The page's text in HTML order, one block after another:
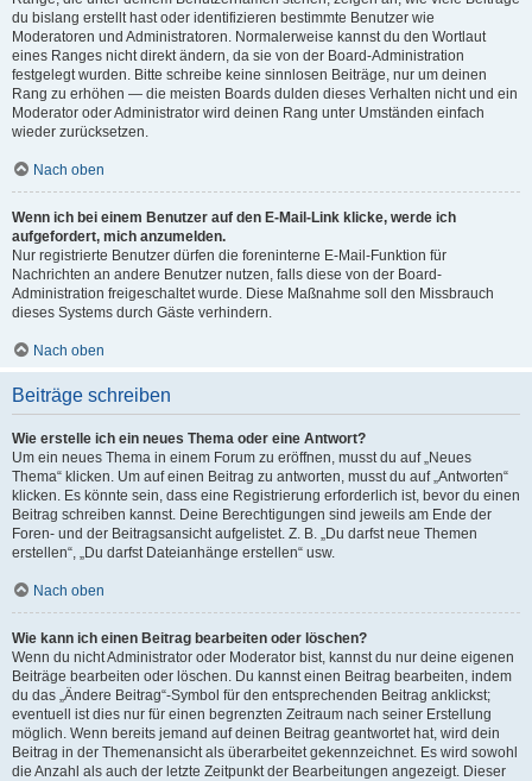
du bislang erstellt hast oder identifizieren bestimmte Benutzer wie
Moderatoren und Administratoren. Normalerweise kannst du den Wortlaut
eines Ranges nicht direkt ändern, da sie von der Board-Administration
festgelegt wurden. Bitte schreibe keine sinnlosen Beiträge, nur um deinen
Rang zu erhöhen — die meisten Boards dulden dieses Verhalten nicht und ein
Moderator oder Administrator wird deinen Rang unter Umständen einfach
wieder zurücksetzen.
Nach oben
Wenn ich bei einem Benutzer auf den E-Mail-Link klicke, werde ich
aufgefordert, mich anzumelden.
Nur registrierte Benutzer dürfen die foreninterne E-Mail-Funktion für
Nachrichten an andere Benutzer nutzen, falls diese von der Board-
Administration freigeschaltet wurde. Diese Maßnahme soll den Missbrauch
dieses Systems durch Gäste verhindern.
Nach oben
Beiträge schreiben
Wie erstelle ich ein neues Thema oder eine Antwort?
Um ein neues Thema in einem Forum zu eröffnen, musst du auf „Neues
Thema“ klicken. Um auf einen Beitrag zu antworten, musst du auf „Antworten“
klicken. Es könnte sein, dass eine Registrierung erforderlich ist, bevor du einen
Beitrag schreiben kannst. Deine Berechtigungen sind jeweils am Ende der
Foren- und der Beitragsansicht aufgelistet. Z. B. „Du darfst neue Themen
erstellen“, „Du darfst Dateianhänge erstellen“ usw.
Nach oben
Wie kann ich einen Beitrag bearbeiten oder löschen?
Wenn du nicht Administrator oder Moderator bist, kannst du nur deine eigenen
Beiträge bearbeiten oder löschen. Du kannst einen Beitrag bearbeiten, indem
du das „Ändere Beitrag“-Symbol für den entsprechenden Beitrag anklickst;
eventuell ist dies nur für einen begrenzten Zeitraum nach seiner Erstellung
möglich. Wenn bereits jemand auf deinen Beitrag geantwortet hat, wird dein
Beitrag in der Themenansicht als überarbeitet gekennzeichnet. Es wird sowohl
die Anzahl als auch der letzte Zeitpunkt der Bearbeitungen angezeigt. Dieser